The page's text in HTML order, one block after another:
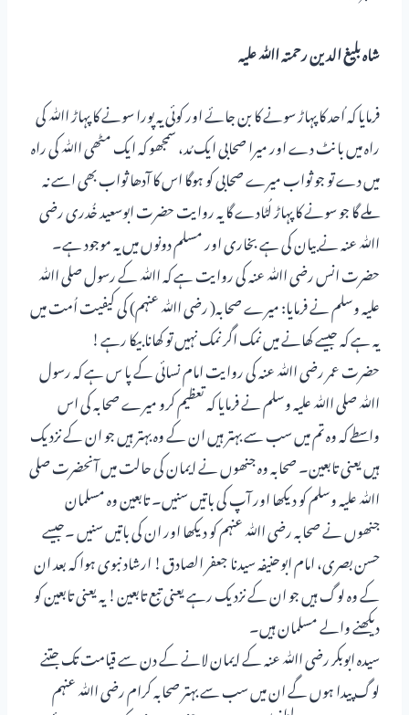
شاہ بلیغ الدین رحمتہ اﷲ علیہ
فرمایا کہ ُاحد کا پہاڑ سونے کا بن جائے اور کوئی یہ پورا سونے کا پہاڑ اﷲ کی
راہ میں بانٹ دے اور میرا صحابی ایک مُد، سمجھو کہ ایک مٹھی اﷲ کی راہ
میں دے تو جو ثواب میرے صحابی کو ہوگا اس کا آدھا ثواب بھی اسے نہ
ملے گا جو سونے کا پہاڑ لُٹادے گا یہ روایت حضرت ابوسعید خُدری رضی
اﷲ عنہ نے بیان کی ہے بخاری اور مسلم دونوں میں یہ موجود ہے۔
حضرت انس رضی اﷲ عنہ کی روایت ہے کہ اﷲ کے رسول صلی اﷲ
علیہ وسلم نے فرمایا: میرے صحابہ( رضی اﷲ عنہم) کی کیفیت اُمت میں
یہ ہے کہ جیسے کھانے میں نمک اگر نمک نہیں تو کھانا بیکا رہے!
حضرت عمر رضی اﷲ عنہ کی روایت امام نسائی کے پا س ہے کہ رسول
اﷲ صلی اﷲ علیہ وسلم نے فرمایا کہ تعظیم کرو میرے صحابہ کی اس
واسطے کہ وہ تم میں سب سے بہتر ہیں ان کے وہ بہتر ہیں جو ان کے نزدیک
ہیں یعنی تابعین۔ صحابہ وہ جنھوں نے ایمان کی حالت میں آنحضرت صلی
اﷲ علیہ وسلم کو دیکھا اور آپ کی باتیں سنیں۔ تابعین وہ مسلمان
جنھوں نے صحابہ رضی اﷲ عنہم کو دیکھا اور ان کی باتیں سنیں ۔جیسے
حسن بصری، امام ابوحنیفہ سیدنا جعفر الصادق! ارشاد نبوی ہوا کہ بعد ان
کے وہ لوگ ہیں جو ان کے نزدیک رہے یعنی تبع تابعین! یہ یعنی تابعین کو
دیکھنے والے مسلمان ہیں۔
سیدہ ابوبکر رضی اﷲ عنہ کے ایمان لانے کے دن سے قیامت تک جتنے
لوگ پیدا ہوں گے ان میں سب سے بہتر صحابہ کرام رضی اﷲ عنہم